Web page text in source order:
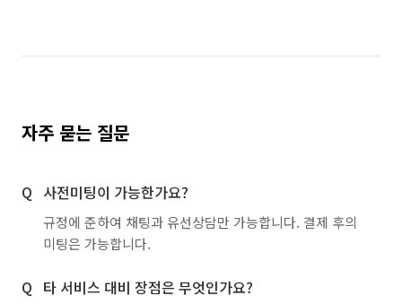
자주 묻는 질문
사전미팅이 가능한가요?
규정에 준하여 채팅과 유선상담만 가능합니다. 결제 후의
미팅은 가능합니다.
타 서비스 대비 장점은 무엇인가요?